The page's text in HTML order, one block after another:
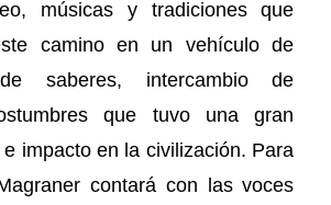
músicas y tradiciones que
camino en un vehículo de
saberes, intercambio de
que tuvo una gran
impacto en la civilización. Para
contará con las voces